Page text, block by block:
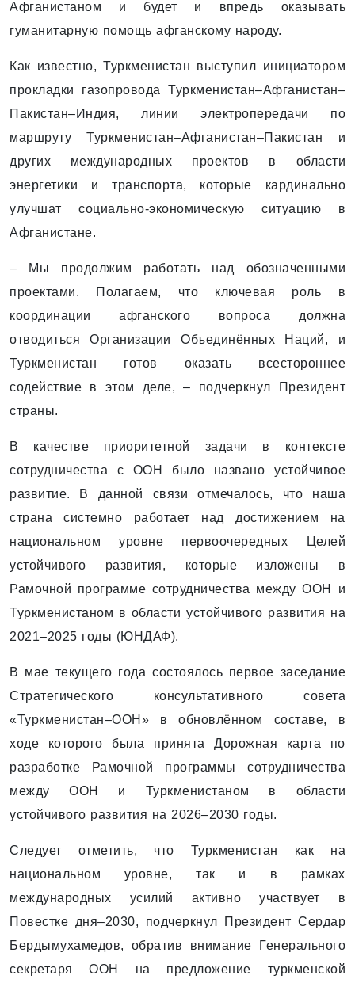
Афганистаном и будет и впредь оказывать
гуманитарную помощь афганскому народу.
Как известно, Туркменистан выступил инициатором
прокладки газопровода Туркменистан–Афганистан–
Пакистан–Индия, линии электропередачи по
маршруту Туркменистан–Афганистан–Пакистан и
других международных проектов в области
энергетики и транспорта, которые кардинально
улучшат социально-экономическую ситуацию в
Афганистане.
– Мы продолжим работать над обозначенными
проектами. Полагаем, что ключевая роль в
координации афганского вопроса должна
отводиться Организации Объединённых Наций, и
Туркменистан готов оказать всестороннее
содействие в этом деле, – подчеркнул Президент
страны.
В качестве приоритетной задачи в контексте
сотрудничества с ООН было названо устойчивое
развитие. В данной связи отмечалось, что наша
страна системно работает над достижением на
национальном уровне первоочередных Целей
устойчивого развития, которые изложены в
Рамочной программе сотрудничества между ООН и
Туркменистаном в области устойчивого развития на
2021–2025 годы (ЮНДАФ).
В мае текущего года состоялось первое заседание
Стратегического консультативного совета
«Туркменистан–ООН» в обновлённом составе, в
ходе которого была принята Дорожная карта по
разработке Рамочной программы сотрудничества
между ООН и Туркменистаном в области
устойчивого развития на 2026–2030 годы.
Следует отметить, что Туркменистан как на
национальном уровне, так и в рамках
международных усилий активно участвует в
Повестке дня–2030, подчеркнул Президент Сердар
Бердымухамедов, обратив внимание Генерального
секретаря ООН на предложение туркменской